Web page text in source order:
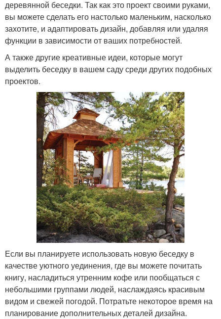
деревянной беседки. Так как это проект своими руками,
вы можете сделать его настолько маленьким, насколько
захотите, и адаптировать дизайн, добавляя или удаляя
функции в зависимости от ваших потребностей.
А также другие креативные идеи, которые могут
выделить беседку в вашем саду среди других подобных
проектов.
Если вы планируете использовать новую беседку в
качестве уютного уединения, где вы можете почитать
книгу, насладиться утренним кофе или пообщаться с
небольшими группами людей, наслаждаясь красивым
видом и свежей погодой. Потратьте некоторое время на
планирование дополнительных деталей дизайна.